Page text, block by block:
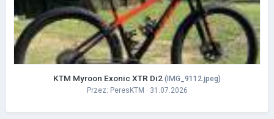
KTM Myroon Exonic XTR Di2 (IMG_9112.jpeg)
Przez: PeresKTM · 31.07.2026